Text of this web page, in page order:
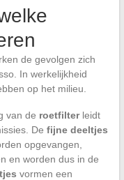
de gevolgen zich
In werkelijkheid
op het milieu.
van de roetfilterleidt
De fijne deeltjes
opgevangen,
en worden dus in de
vormen een